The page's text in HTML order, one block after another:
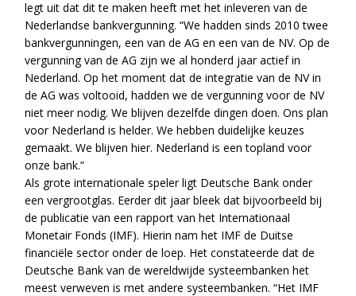
legt uit dat dit te maken heeft met het inleveren van de
Nederlandse bankvergunning. “We hadden sinds 2010 twee
bankvergunningen, een van de AG en een van de NV. Op de
vergunning van de AG zijn we al honderd jaar actief in
Nederland. Op het moment dat de integratie van de NV in
de AG was voltooid, hadden we de vergunning voor de NV
niet meer nodig. We blijven dezelfde dingen doen. Ons plan
voor Nederland is helder. We hebben duidelijke keuzes
gemaakt. We blijven hier. Nederland is een topland voor
onze bank.”
Als grote internationale speler ligt Deutsche Bank onder
een vergrootglas. Eerder dit jaar bleek dat bijvoorbeeld bij
de publicatie van een rapport van het Internationaal
Monetair Fonds (IMF). Hierin nam het IMF de Duitse
financiële sector onder de loep. Het constateerde dat de
Deutsche Bank van de wereldwijde systeembanken het
meest verweven is met andere systeembanken. “Het IMF